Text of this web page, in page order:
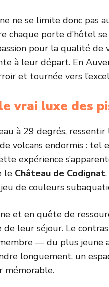
ne se limite donc
porte d’hôtel
pour la qualité
à leur départ. En
et tournée vers
vrai luxe des
à 29 degrés, ressentir
volcans endormis : tel
expérience
le Château de Codignat
de couleurs
et en quête de
leur séjour. Le
— du plus
longuement, un
mémorable.